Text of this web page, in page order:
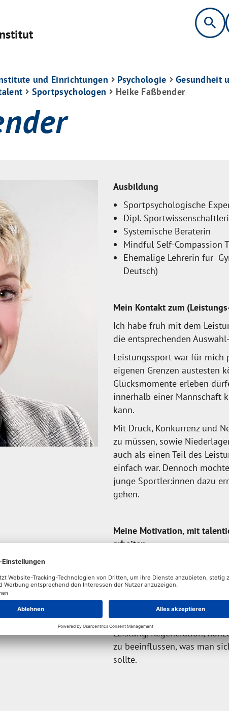
search
und Einrichtungen Psychologie
Gesundheit
Sportpsychologen Heike Faßbender
Ausbildung
Sportpsychologische
Dipl.
Systemische Beraterin
Mindful Self-Compassion
Ehemalige Lehrerin für
Deutsch)
Mein Kontakt zum
Ich habe früh mit dem
die entsprechenden
Leistungssport war für mich
eigenen Grenzen austesten
Glücksmomente erleben
innerhalb einer Mannschaft
kann.
Mit Druck, Konkurrenz und
zu müssen, sowie
auch als einen Teil des
einfach war. Dennoch
junge Sportler:innen dazu
gehen.
Meine Motivation, mit
arbeiten
Grundsätzlich arbeite ich
Sportler:innen, weil die
bemerkenswert sind und
unterstützen.
Sportpsychologische
Leistung, Regeneration,
zu beeinflussen, was man
sollte.